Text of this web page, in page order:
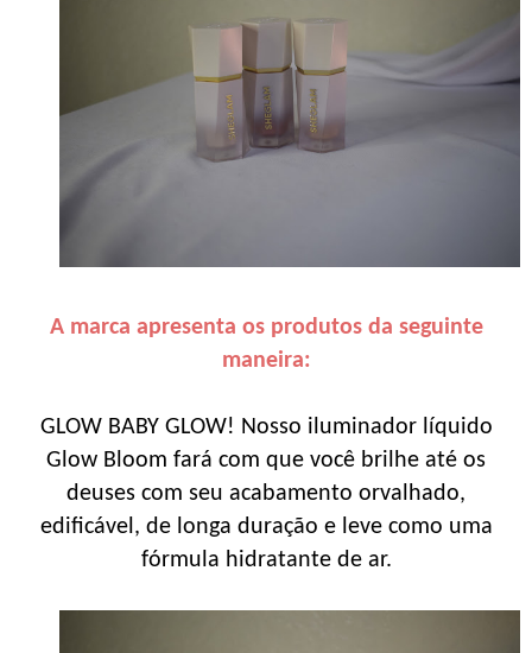
A marca apresenta os produtos da seguinte
maneira:
GLOW BABY GLOW! Nosso iluminador líquido
Glow Bloom fará com que você brilhe até os
deuses com seu acabamento orvalhado,
edificável, de longa duração e leve como uma
fórmula hidratante de ar.